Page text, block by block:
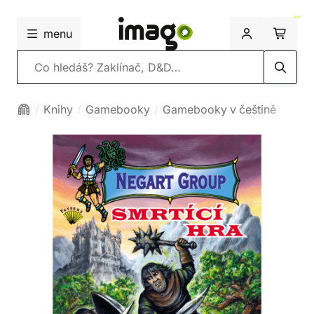
menu
Vyhledávání
Knihy Gamebooky Gamebooky v češtině